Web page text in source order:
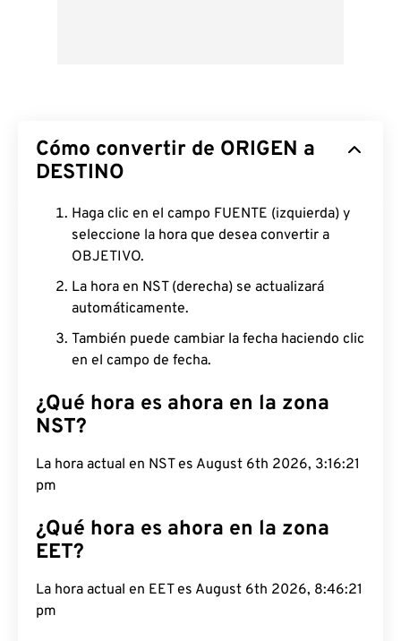
Cómo convertir de ORIGEN a
DESTINO
Haga clic en el campo FUENTE (izquierda) y
seleccione la hora que desea convertir a
OBJETIVO.
La hora en NST (derecha) se actualizará
automáticamente.
También puede cambiar la fecha haciendo clic
en el campo de fecha.
¿Qué hora es ahora en la zona
NST?
La hora actual en NST es August 6th 2026, 3:16:22
pm
¿Qué hora es ahora en la zona
EET?
La hora actual en EET es August 6th 2026,
8:46:22 pm